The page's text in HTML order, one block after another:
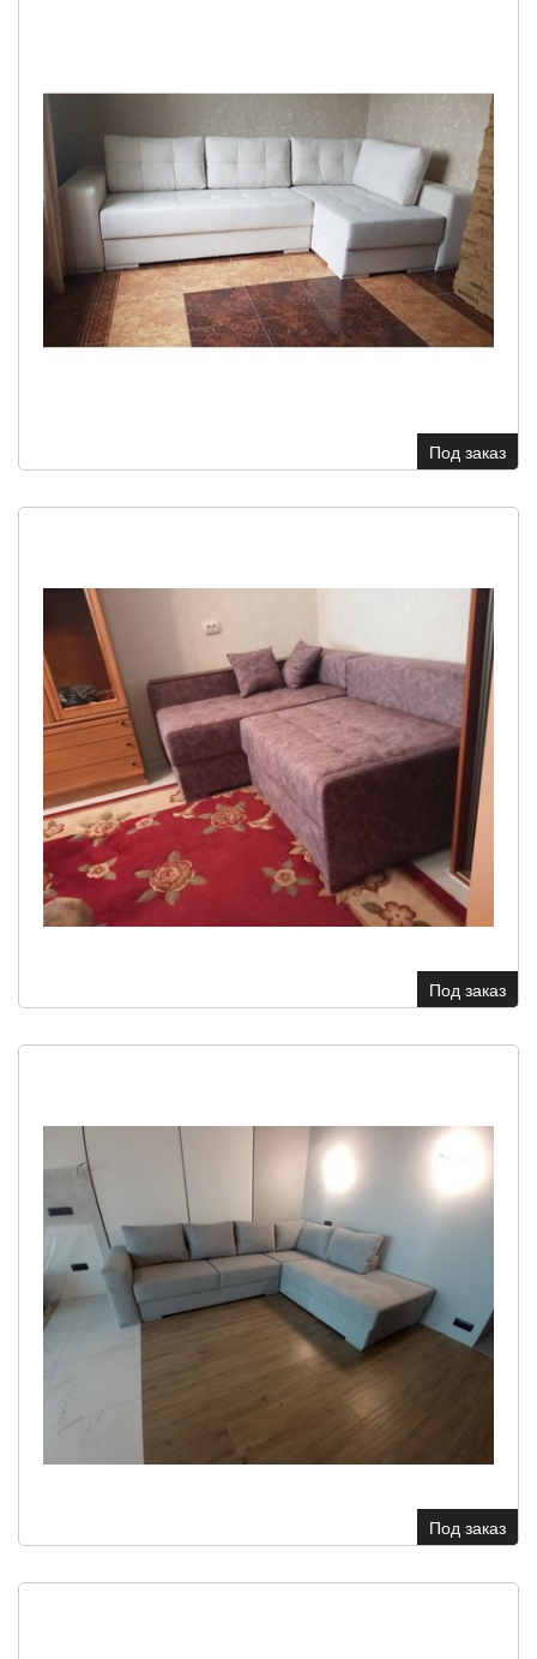
Под заказ
Под заказ
Под заказ